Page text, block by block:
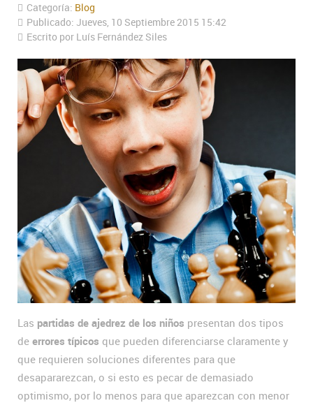
Categoría: Blog
Publicado: Jueves, 10 Septiembre 2015 15:42
Escrito por Luís Fernández Siles
Las partidas de ajedrez de los niños presentan dos tipos
de errores típicos que pueden diferenciarse claramente y
que requieren soluciones diferentes para que
desapararezcan, o si esto es pecar de demasiado
optimismo, por lo menos para que aparezcan con menor